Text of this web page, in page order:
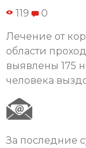
119 0
Лечение от
области
выявлены 175
человека
За последние